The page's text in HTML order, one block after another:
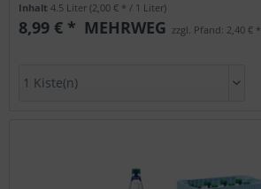
Inhalt4.5 Liter(2,00 € * / 1 Liter)
8,99 € * MEHRWEG zzgl. Pfand: 2,40 € *